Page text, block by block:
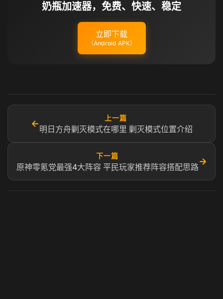
奶瓶加速器，免费、快速、稳定
立即下载
（Android APK）
←
上一篇
明日方舟剿灭模式在哪里 剿灭模式位置介绍
下一篇
原神零氪党最强4大阵容 平民玩家推荐阵容搭配思路
→